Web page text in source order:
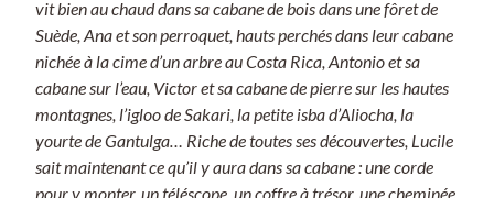
vit bien au chaud dans sa cabane de bois dans une fôret de
Suède, Ana et son perroquet, hauts perchés dans leur cabane
nichée à la cime d’un arbre au Costa Rica, Antonio et sa
cabane sur l’eau, Victor et sa cabane de pierre sur les hautes
montagnes, l’igloo de Sakari, la petite isba d’Aliocha, la
yourte de Gantulga… Riche de toutes ses découvertes, Lucile
sait maintenant ce qu’il y aura dans sa cabane : une corde
pour y monter, un téléscope, un coffre à trésor, une cheminée,